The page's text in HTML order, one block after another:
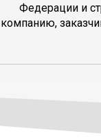
Федерации и
компанию,